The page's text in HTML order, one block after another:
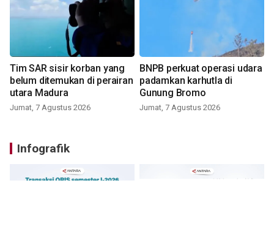
Tim SAR sisir korban yang
belum ditemukan di perairan
utara Madura
Jumat, 7 Agustus 2026
BNPB perkuat operasi udara
padamkan karhutla di
Gunung Bromo
Jumat, 7 Agustus 2026
Infografik